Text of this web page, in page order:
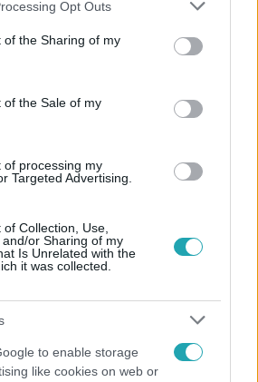
or usage behaviour. You may click to
to Google and its third-party tags to
specified purposes in below Google
Opt Outs
of the Sharing of my
of the Sale of my
of processing my
Targeted Advertising.
Collection, Use,
or Sharing of my
Is Unrelated with the
it was collected.
to enable storage
like cookies on web or
zárták az öttusa Eb-t.